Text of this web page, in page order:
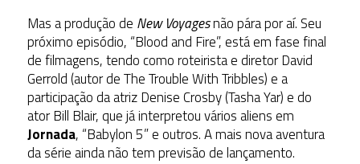
Mas a produção de New Voyagesnão pára por aí. Seu
próximo episódio, “Blood and Fire”, está em fase final
de filmagens, tendo como roteirista e diretor David
Gerrold (autor de The Trouble With Tribbles) e a
participação da atriz Denise Crosby (Tasha Yar) e do
ator Bill Blair, que já interpretou vários aliens em
Jornada, “Babylon 5” e outros. A mais nova aventura
da série ainda não tem previsão de lançamento.